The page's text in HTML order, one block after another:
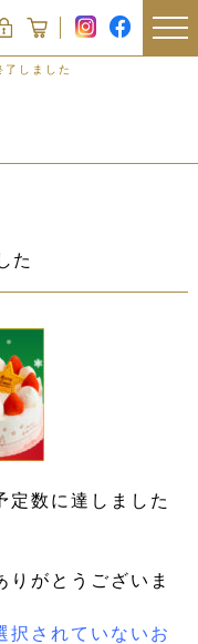
了しました
た
定数に達しました
りがとうございま
択されていないお